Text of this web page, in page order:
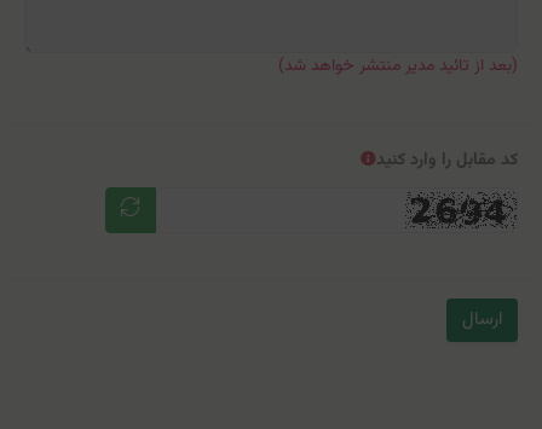
(بعد از تائید مدیر منتشر خواهد شد)
کد مقابل را وارد کنید
ارسال